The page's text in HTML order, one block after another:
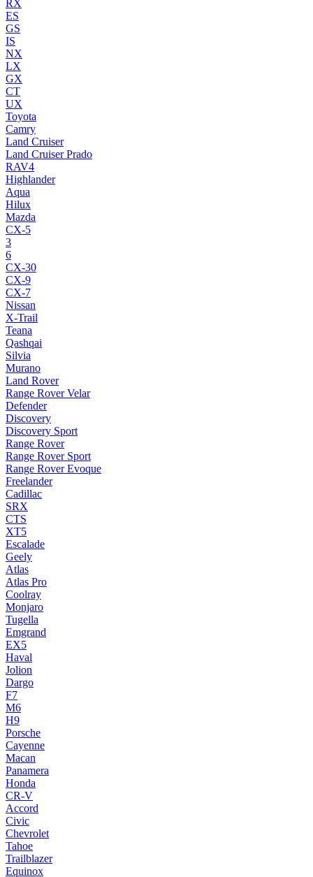
RX
ES
GS
IS
NX
LX
GX
CT
UX
Toyota
Camry
Land Cruiser
Land Cruiser Prado
RAV4
Highlander
Aqua
Hilux
Mazda
CX-5
3
6
CX-30
CX-9
CX-7
Nissan
X-Trail
Teana
Qashqai
Silvia
Murano
Land Rover
Range Rover Velar
Defender
Discovery
Discovery Sport
Range Rover
Range Rover Sport
Range Rover Evoque
Freelander
Cadillac
SRX
CTS
XT5
Escalade
Geely
Atlas
Atlas Pro
Coolray
Monjaro
Tugella
Emgrand
EX5
Haval
Jolion
Dargo
F7
M6
H9
Porsche
Cayenne
Macan
Panamera
Honda
CR-V
Accord
Civic
Chevrolet
Tahoe
Trailblazer
Equinox